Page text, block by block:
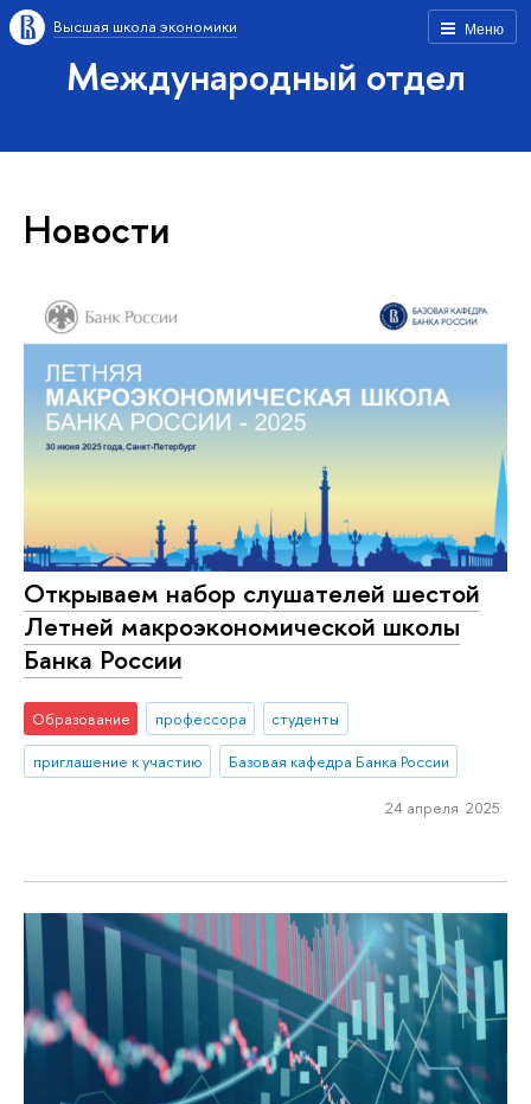
Меню
Высшая школа экономики
Международный отдел
Новости
Открываем набор слушателей шестой
Летней макроэкономической школы
Банка России
Образование профессора
студенты
приглашение к участию
Базовая кафедра Банка России
24 апреля 2025